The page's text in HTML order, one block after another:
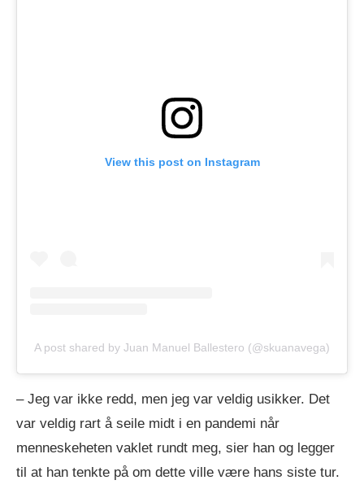
View this post on Instagram
A post shared by Juan Manuel Ballestero (@skuanavega)
– Jeg var ikke redd, men jeg var veldig usikker. Det
var veldig rart å seile midt i en pandemi når
menneskeheten vaklet rundt meg, sier han og legger
til at han tenkte på om dette ville være hans siste tur.